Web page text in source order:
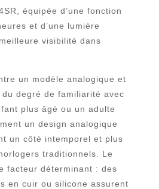
équipée d’une fonction
et d’une lumière
visibilité dans
un modèle analogique et
degré de familiarité avec
plus âgé ou un adulte
un design analogique
un côté intemporel et plus
traditionnels. Le
facteur déterminant : des
en cuir ou silicone assurent